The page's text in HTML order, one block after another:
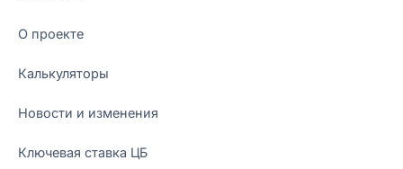
О проекте
Калькуляторы
Новости и изменения
Ключевая ставка ЦБ